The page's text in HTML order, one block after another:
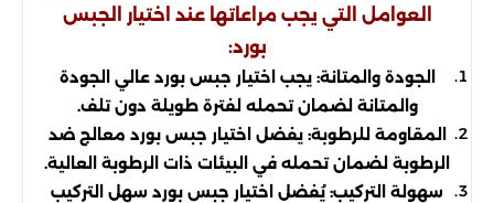
العوامل التي يجب مراعاتها عند اختيار الجبس
بورد:
الجودة والمتانة: يجب اختيار جبس بورد عالي الجودة
والمتانة لضمان تحمله لفترة طويلة دون تلف.
المقاومة للرطوبة: يفضل اختيار جبس بورد معالج ضد
الرطوبة لضمان تحمله في البيئات ذات الرطوبة العالية.
سهولة التركيب: يُفضل اختيار جبس بورد سهل التركيب